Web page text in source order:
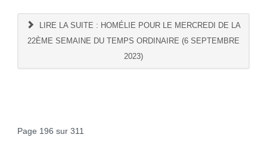
LIRE LA SUITE : HOMÉLIE POUR LE MERCREDI DE LA
22ÈME SEMAINE DU TEMPS ORDINAIRE (6 SEPTEMBRE
2023)
Page 196 sur 311